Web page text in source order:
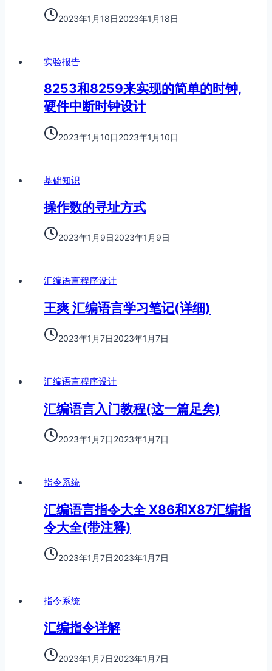
2023年1月18日2023年1月18日
实验报告
8253和8259来实现的简单的时钟,
硬件中断时钟设计
2023年1月10日2023年1月10日
基础知识
操作数的寻址方式
2023年1月9日2023年1月9日
汇编语言程序设计
王爽 汇编语言学习笔记(详细)
2023年1月7日2023年1月7日
汇编语言程序设计
汇编语言入门教程(这一篇足矣)
2023年1月7日2023年1月7日
指令系统
汇编语言指令大全 X86和X87汇编指
令大全(带注释)
2023年1月7日2023年1月7日
指令系统
汇编指令详解
2023年1月7日2023年1月7日